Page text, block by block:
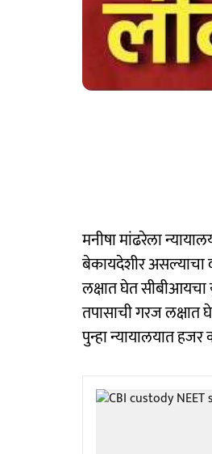
मनीषा मांढरेला
बेकायदेशीर असल्याचा
लक्षात घेत सीबीआयचा
तपासाची गरज लक्षात
पुन्हा न्यायालयात